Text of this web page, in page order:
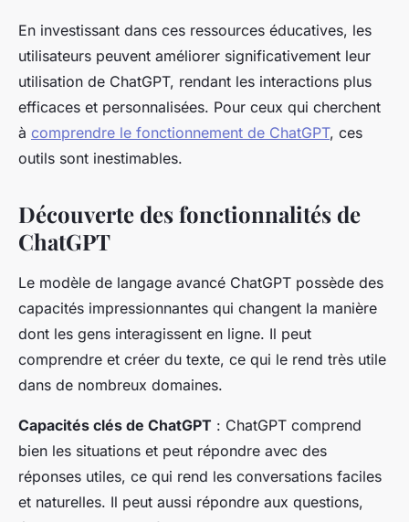
En investissant dans ces ressources éducatives, les
utilisateurs peuvent améliorer significativement leur
utilisation de ChatGPT, rendant les interactions plus
efficaces et personnalisées. Pour ceux qui cherchent
à comprendre le fonctionnement de ChatGPT, ces
outils sont inestimables.
Découverte des fonctionnalités de
ChatGPT
Le modèle de langage avancé ChatGPT possède des
capacités impressionnantes qui changent la manière
dont les gens interagissent en ligne. Il peut
comprendre et créer du texte, ce qui le rend très utile
dans de nombreux domaines.
Capacités clés de ChatGPT : ChatGPT comprend
bien les situations et peut répondre avec des
réponses utiles, ce qui rend les conversations faciles
et naturelles. Il peut aussi répondre aux questions,